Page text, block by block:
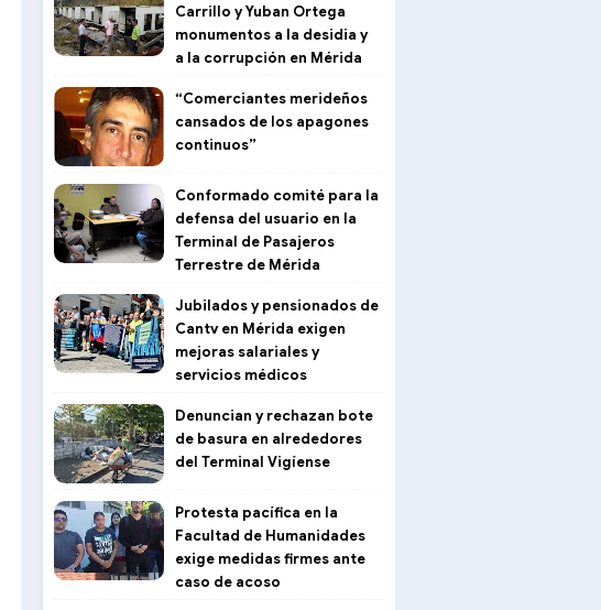
Carrillo y Yuban Ortega
monumentos a la desidia y
a la corrupción en Mérida
“Comerciantes merideños
cansados de los apagones
continuos”
Conformado comité para la
defensa del usuario en la
Terminal de Pasajeros
Terrestre de Mérida
Jubilados y pensionados de
Cantv en Mérida exigen
mejoras salariales y
servicios médicos
Denuncian y rechazan bote
de basura en alrededores
del Terminal Vigíense
Protesta pacífica en la
Facultad de Humanidades
exige medidas firmes ante
caso de acoso